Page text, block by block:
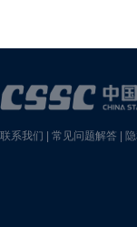
联系我们 常见问题解答